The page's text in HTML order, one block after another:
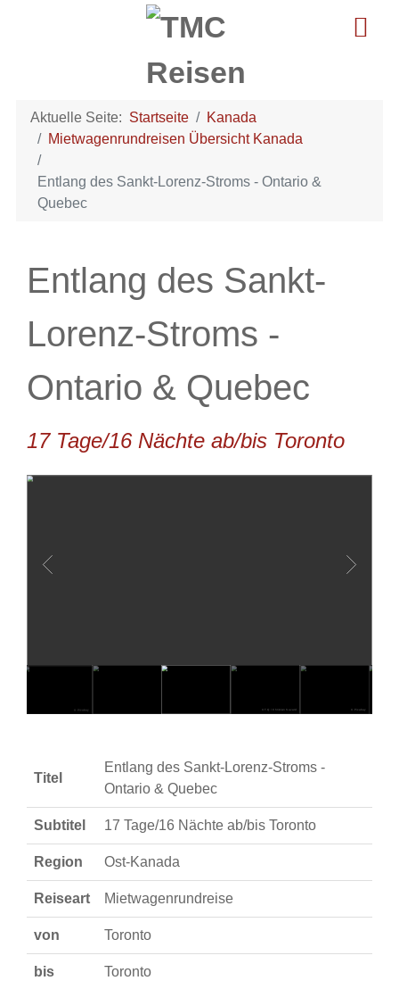
Aktuelle Seite: Startseite
Kanada
Mietwagenrundreisen Übersicht Kanada
Entlang des Sankt-Lorenz-Stroms - Ontario &
Quebec
Entlang des Sankt-
Lorenz-Stroms -
Ontario & Quebec
17 Tage/16 Nächte ab/bis Toronto
© TQ / Christian Savard © Pixabay
Titel
Entlang des Sankt-Lorenz-Stroms -
Ontario & Quebec
Subtitel 17 Tage/16 Nächte ab/bis Toronto
Region Ost-Kanada
Reiseart Mietwagenrundreise
von Toronto
bis Toronto